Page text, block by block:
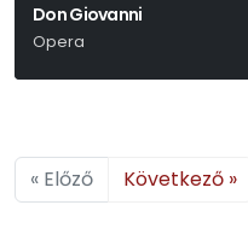
Don Giovanni
Opera
« Előző Következő »